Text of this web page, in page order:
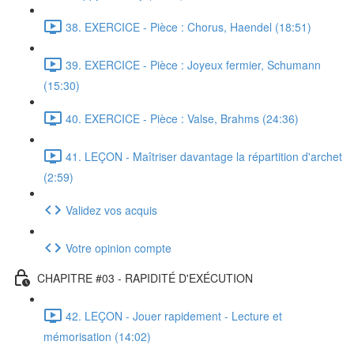
38. EXERCICE - Pièce : Chorus, Haendel (18:51)
39. EXERCICE - Pièce : Joyeux fermier, Schumann
(15:30)
40. EXERCICE - Pièce : Valse, Brahms (24:36)
41. LEÇON - Maîtriser davantage la répartition d'archet
(2:59)
Validez vos acquis
Votre opinion compte
CHAPITRE #03 - RAPIDITÉ D'EXÉCUTION
42. LEÇON - Jouer rapidement - Lecture et
mémorisation (14:02)